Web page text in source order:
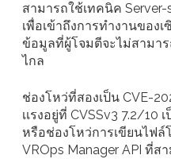
สามารถใช้เทคนิค Server-
เพื่อเข้าถึงการทำงานของ
ข้อมูลที่ผู้โจมตีจะไม่สามาร
ไกล
ช่องโหว่ที่สองเป็น CVE-
เเรงอยู่ที่ CVSSv3 7.2/10
หรือช่องโหว่การเขียนไฟ
VROps Manager API ที่ส